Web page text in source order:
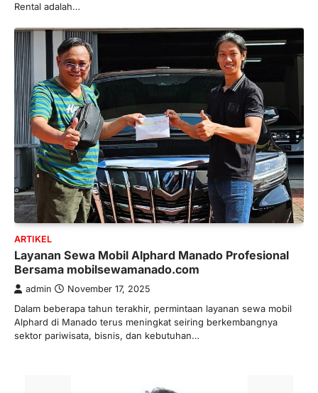
Rental adalah…
ARTIKEL
Layanan Sewa Mobil Alphard Manado Profesional
Bersama mobilsewamanado.com
admin November 17, 2025
Dalam beberapa tahun terakhir, permintaan layanan sewa mobil
Alphard di Manado terus meningkat seiring berkembangnya
sektor pariwisata, bisnis, dan kebutuhan…